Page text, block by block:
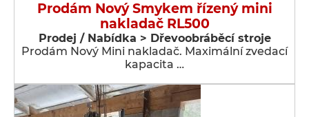
Prodám Nový Smykem řízený mini
nakladač RL500
Prodej / Nabídka > Dřevoobráběcí stroje
Prodám Nový Mini nakladač. Maximální zvedací
kapacita …